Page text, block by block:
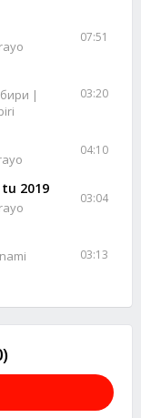
07:51
|
03:20
04:10
2019
03:04
03:13